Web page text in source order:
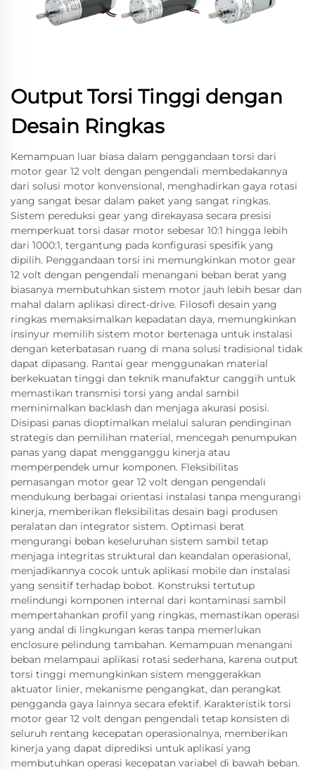
Output Torsi Tinggi dengan
Desain Ringkas
Kemampuan luar biasa dalam penggandaan torsi dari
motor gear 12 volt dengan pengendali membedakannya
dari solusi motor konvensional, menghadirkan gaya rotasi
yang sangat besar dalam paket yang sangat ringkas.
Sistem pereduksi gear yang direkayasa secara presisi
memperkuat torsi dasar motor sebesar 10:1 hingga lebih
dari 1000:1, tergantung pada konfigurasi spesifik yang
dipilih. Penggandaan torsi ini memungkinkan motor gear
12 volt dengan pengendali menangani beban berat yang
biasanya membutuhkan sistem motor jauh lebih besar dan
mahal dalam aplikasi direct-drive. Filosofi desain yang
ringkas memaksimalkan kepadatan daya, memungkinkan
insinyur memilih sistem motor bertenaga untuk instalasi
dengan keterbatasan ruang di mana solusi tradisional tidak
dapat dipasang. Rantai gear menggunakan material
berkekuatan tinggi dan teknik manufaktur canggih untuk
memastikan transmisi torsi yang andal sambil
meminimalkan backlash dan menjaga akurasi posisi.
Disipasi panas dioptimalkan melalui saluran pendinginan
strategis dan pemilihan material, mencegah penumpukan
panas yang dapat mengganggu kinerja atau
memperpendek umur komponen. Fleksibilitas
pemasangan motor gear 12 volt dengan pengendali
mendukung berbagai orientasi instalasi tanpa mengurangi
kinerja, memberikan fleksibilitas desain bagi produsen
peralatan dan integrator sistem. Optimasi berat
mengurangi beban keseluruhan sistem sambil tetap
menjaga integritas struktural dan keandalan operasional,
menjadikannya cocok untuk aplikasi mobile dan instalasi
yang sensitif terhadap bobot. Konstruksi tertutup
melindungi komponen internal dari kontaminasi sambil
mempertahankan profil yang ringkas, memastikan operasi
yang andal di lingkungan keras tanpa memerlukan
enclosure pelindung tambahan. Kemampuan menangani
beban melampaui aplikasi rotasi sederhana, karena output
torsi tinggi memungkinkan sistem menggerakkan
aktuator linier, mekanisme pengangkat, dan perangkat
pengganda gaya lainnya secara efektif. Karakteristik torsi
motor gear 12 volt dengan pengendali tetap konsisten di
seluruh rentang kecepatan operasionalnya, memberikan
kinerja yang dapat diprediksi untuk aplikasi yang
membutuhkan operasi kecepatan variabel di bawah beban.